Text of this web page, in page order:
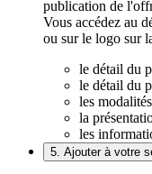
publication de
Vous accédez au
ou sur le logo sur
le détail du
le détail du
les
la
les
5. Ajouter à votre